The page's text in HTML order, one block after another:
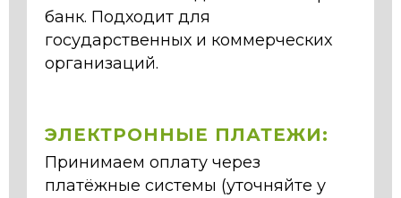
банк. Подходит для
государственных и коммерческих
организаций.
ЭЛЕКТРОННЫЕ ПЛАТЕЖИ:
Принимаем оплату через
платёжные системы (уточняйте у